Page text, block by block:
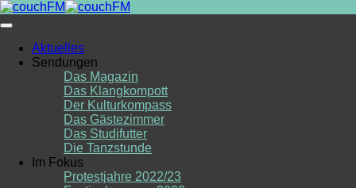
Skip
to
Aktuelles
Sendungen
Das Magazin
Das Klangkompott
Der Kulturkompass
Das Gästezimmer
Das Studifutter
Die Tanzstunde
Im Fokus
Protestjahre 2022/23